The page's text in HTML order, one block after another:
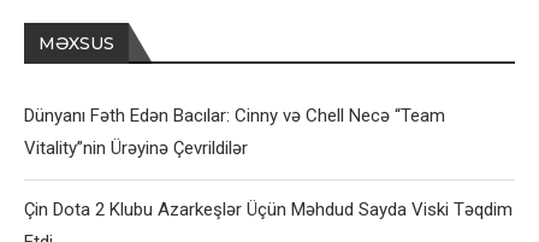
MƏXSUS
Dünyanı Fəth Edən Bacılar: Cinny və Chell Necə “Team
Vitality”nin Ürəyinə Çevrildilər
Çin Dota 2 Klubu Azarkeşlər Üçün Məhdud Sayda Viski Təqdim